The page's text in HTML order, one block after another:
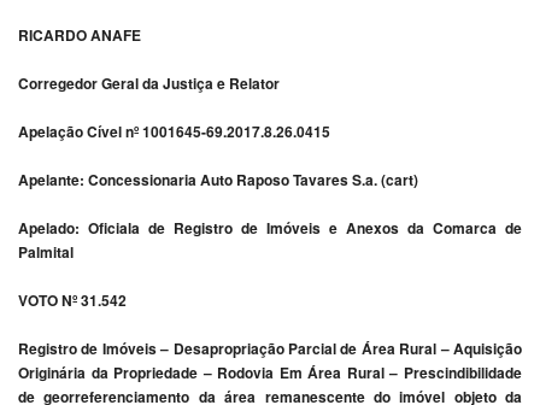
RICARDO ANAFE
Corregedor Geral da Justiça e Relator
Apelação Cível nº 1001645-69.2017.8.26.0415
Apelante: Concessionaria Auto Raposo Tavares S.a. (cart)
Apelado: Oficiala de Registro de Imóveis e Anexos da Comarca de
Palmital
VOTO Nº 31.542
Registro de Imóveis – Desapropriação Parcial de Área Rural – Aquisição
Originária da Propriedade – Rodovia Em Área Rural – Prescindibilidade
de georreferenciamento da área remanescente do imóvel objeto da